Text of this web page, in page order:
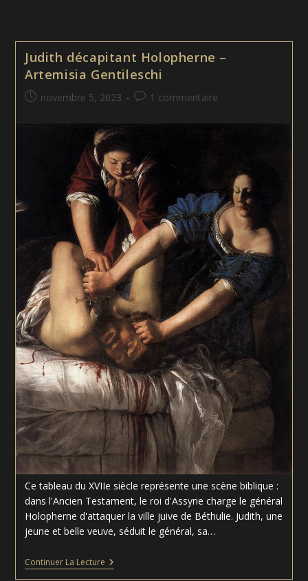
Judith décapitant Holopherne –
Artemisia Gentileschi
Publication
novembre 5, 2023
Commentaires
la
1 commentaire
Ce tableau du XVIIe siècle représente une scène biblique :
dans l'Ancien Testament, le roi d'Assyrie charge le général
Holopherne d'attaquer la ville juive de Béthulie. Judith, une
jeune et belle veuve, séduit le général, sa…
Continuer La LectureJudith
Décapitant